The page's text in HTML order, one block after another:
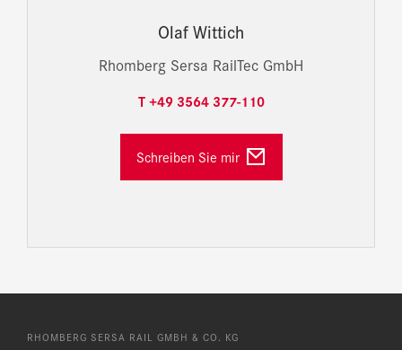
Olaf Wittich
Rhomberg Sersa RailTec GmbH
T +49 3564 377-110
Schreiben Sie mir
RHOMBERG SERSA RAIL GMBH & CO. KG